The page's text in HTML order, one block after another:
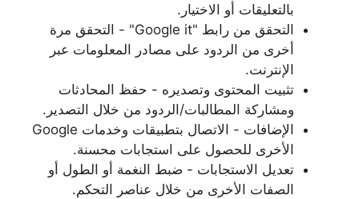
بالتعليقات أو الاختيار.
التحقق من رابط "Google it" - التحقق مرة
أخرى من الردود على مصادر المعلومات عبر
الإنترنت.
تثبيت المحتوى وتصديره - حفظ المحادثات
ومشاركة المطالبات/الردود من خلال التصدير.
الإضافات - الاتصال بتطبيقات وخدمات Google
الأخرى للحصول على استجابات محسنة.
تعديل الاستجابات - ضبط النغمة أو الطول أو
الصفات الأخرى من خلال عناصر التحكم.